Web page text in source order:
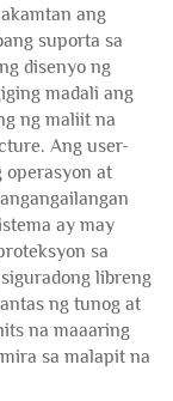
ang
suporta sa
disenyo ng
madali ang
ng maliit na
Ang user-
at
ay may
sa
libreng
ng tunog at
na maaaring
sa malapit na